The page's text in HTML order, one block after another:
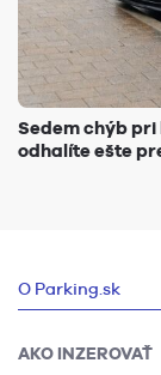
Sedem chýb
odhalíte ešte
O Parking.sk
AKO INZEROVAŤ